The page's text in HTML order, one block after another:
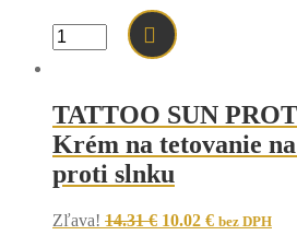
was:
21.00 €.
množstvo
ODSTRAŇOVAČ
PHI
WIPES
MAKEUP
REMOVER/50PCS
TATTOO SUN
Krém na tetovanie
proti slnku
Zľava! 14.31€ Original
10.02 €Current
bez DPH